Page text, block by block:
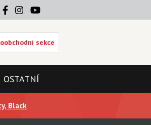
sekce
OSTATNÍ
Black